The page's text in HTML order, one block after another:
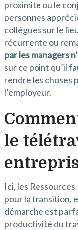
proximité ou le
personnes
collègues sur le
récurrente ou
par les managers
sur ce point qu’il
rendre les choses
l’employeur.
le
Ici, les
pour la transition,
démarche est
productivité du